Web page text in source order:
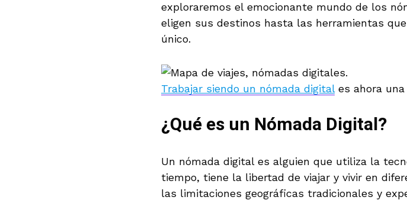
exploraremos el emocionante mundo de los
eligen sus destinos hasta las herramientas
único.
Trabajar siendo un nómada digitales ahora una
¿Qué es un Nómada Digital?
Un nómada digital es alguien que utiliza la
tiempo, tiene la libertad de viajar y vivir en
las limitaciones geográficas tradicionales y